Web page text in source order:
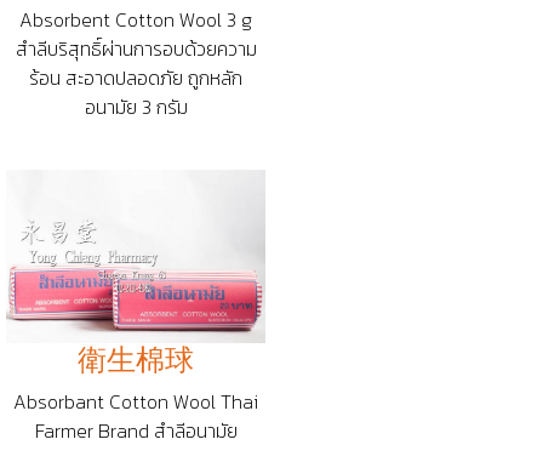
Absorbent Cotton Wool 3 g
สำลีบริสุทธิ์ผ่านการอบด้วยความ
ร้อน สะอาดปลอดภัย ถูกหลัก
อนามัย 3 กรัม
衛生棉球
Absorbant Cotton Wool Thai
Farmer Brand สำลีอนามัย